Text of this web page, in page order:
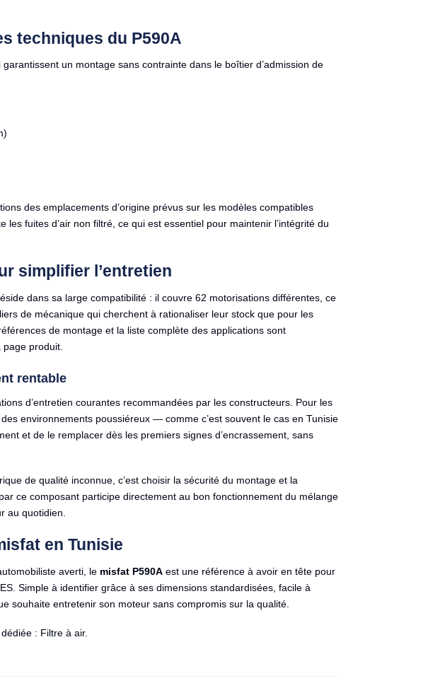
techniques du P590A
un montage sans contrainte dans le boîtier d’admission de
des emplacements d’origine prévus sur les modèles compatibles
les fuites d’air non filtré, ce qui est essentiel pour maintenir l’intégrité du
simplifier l’entretien
dans sa large compatibilité : il couvre 62 motorisations différentes, ce
de mécanique qui cherchent à rationaliser leur stock que pour les
de montage et la liste complète des applications sont
produit.
rentable
d’entretien courantes recommandées par les constructeurs. Pour les
environnements poussiéreux — comme c’est souvent le cas en Tunisie
et de le remplacer dès les premiers signes d’encrassement, sans
de qualité inconnue, c’est choisir la sécurité du montage et la
ce composant participe directement au bon fonctionnement du mélange
au quotidien.
en Tunisie
averti, le misfat P590Aest une référence à avoir en tête pour
Simple à identifier grâce à ses dimensions standardisées, facile à
souhaite entretenir son moteur sans compromis sur la qualité.
: Filtre à air.